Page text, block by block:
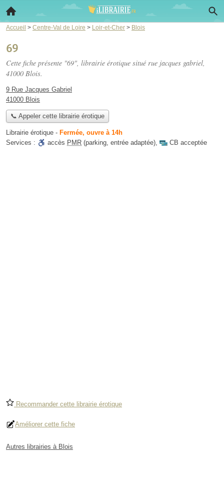
Accueil > Centre-Val de Loire > Loir-et-Cher > Blois
69
Cette fiche présente "69", librairie érotique situé rue jacques gabriel,
41000 Blois.
9 Rue Jacques Gabriel
41000 Blois
📞 Appeler cette librairie érotique
Librairie érotique - Fermée, ouvre à 14h
Services :
accès PMR (parking, entrée adaptée), CB acceptée
Recommander cette librairie érotique
Améliorer cette fiche
Autres librairies à Blois